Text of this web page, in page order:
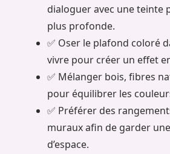
dialoguer avec une teinte
plus profonde.
✅ Oser le plafond coloré
vivre pour créer un effet
✅ Mélanger bois, fibres
pour équilibrer les
✅ Préférer des
muraux afin de garder
d’espace.